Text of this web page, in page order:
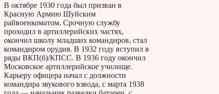
В октябре 1930 года был призван в
Красную Армию Шуйским
райвоенкоматом. Срочную службу
проходил в артиллерийских частях,
окончил школу младших командиров, стал
командиром орудия. В 1932 году вступил в
ряды ВКП(б)/КПСС. В 1936 году окончил
Московское артиллерийское училище.
Карьеру офицера начал с должности
командира звукового взвода, с марта 1938